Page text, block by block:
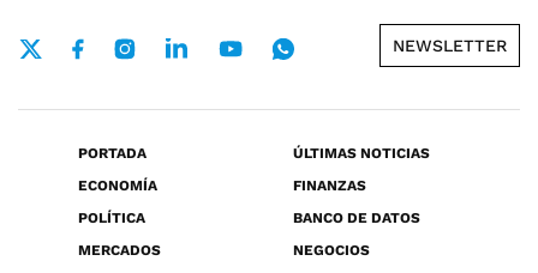
NEWSLETTER
PORTADA
ÚLTIMAS NOTICIAS
ECONOMÍA
FINANZAS
POLÍTICA
BANCO DE DATOS
MERCADOS
NEGOCIOS